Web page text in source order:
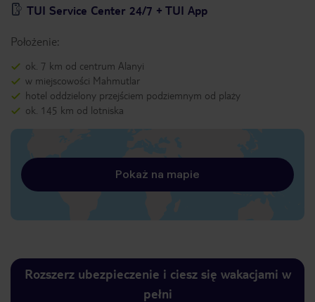
TUI Service Center 24/7 + TUI App
Położenie:
ok. 7 km od centrum Alanyi
w miejscowości Mahmutlar
hotel oddzielony przejściem podziemnym od plaży
ok. 145 km od lotniska
Pokaż na mapie
Rozszerz ubezpieczenie i ciesz się wakacjami w
pełni